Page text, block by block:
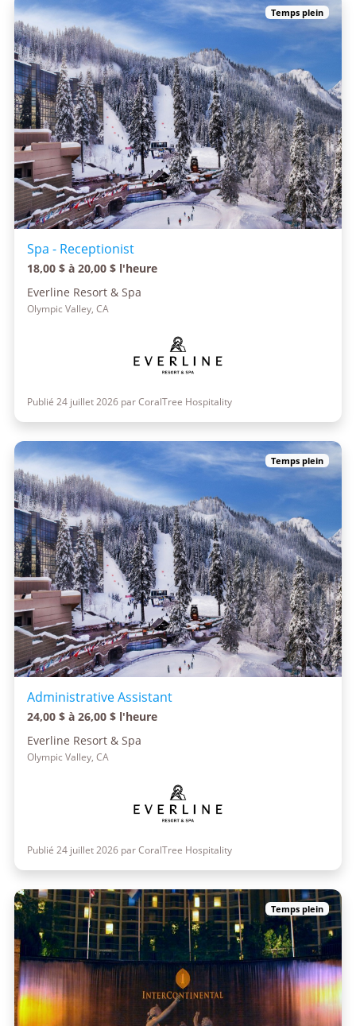
Temps plein
Spa - Receptionist
18,00 $ à 20,00 $ l'heure
Everline Resort & Spa
Olympic Valley, CA
Publié 24 juillet 2026 par CoralTree Hospitality
Temps plein
Administrative Assistant
24,00 $ à 26,00 $ l'heure
Everline Resort & Spa
Olympic Valley, CA
Publié 24 juillet 2026 par CoralTree Hospitality
Temps plein